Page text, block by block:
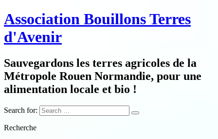
Association Bouillons Terres
d'Avenir
Sauvegardons les terres agricoles de la
Métropole Rouen Normandie, pour une
alimentation locale et bio !
Search for:
Recherche